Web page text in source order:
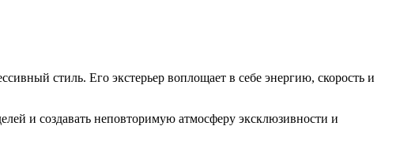
стиль. Его экстерьер воплощает в себе энергию, скорость и
и создавать неповторимую атмосферу эксклюзивности и